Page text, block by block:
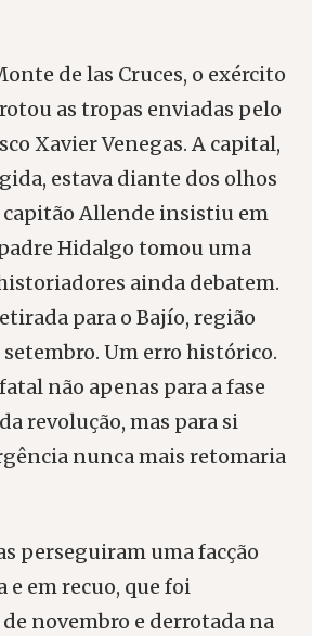
de las Cruces, o exército
as tropas enviadas pelo
Xavier Venegas. A capital,
estava diante dos olhos
capitão Allende insistiu em
Hidalgo tomou uma
ainda debatem.
para o Bajío, região
Um erro histórico.
não apenas para a fase
revolução, mas para si
nunca mais retomaria
perseguiram uma facção
e em recuo, que foi
de novembro e derrotada na